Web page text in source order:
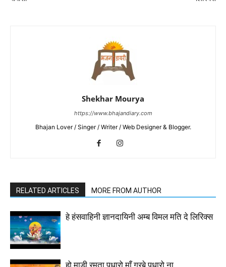
Shekhar Mourya
https://www.bhajandiary.com
Bhajan Lover / Singer / Writer / Web Designer & Blogger.
RELATED ARTICLES MORE FROM AUTHOR
हे हंसवाहिनी ज्ञानदायिनी अम्ब विमल मति दे लिरिक्स
हो माडी रमता पधारो माँ गरबे पधारो ना